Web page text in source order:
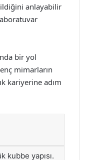
anlayabilir
bir yol
mimarların
kariyerine adım
kubbe yapısı.